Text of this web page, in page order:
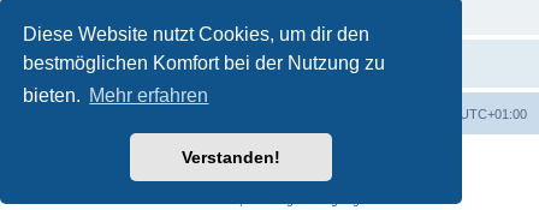
Diese Website nutzt Cookies, um dir den
bestmöglichen Komfort bei der Nutzung zu
bieten. Mehr erfahren
Verstanden!
UTC+01:00
Powered byphpBB® Forum Software © phpBB Limited
phpBB.de